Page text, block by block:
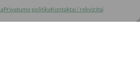
Privatumo politikaKontaktai / rekvizitai
7%